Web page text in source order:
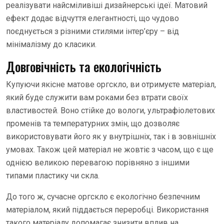
реалізувати найсміливіші дизайнерські ідеї. Матовий
ефект додає відчуття елегантності, що чудово
поєднується з різними стилями інтер’єру – від
мінімалізму до класики.
Довговічність та екологічність
Купуючи якісне матове оргскло, ви отримуєте матеріал,
який буде служити вам роками без втрати своїх
властивостей. Воно стійке до вологи, ультрафіолетових
променів та температурних змін, що дозволяє
використовувати його як у внутрішніх, так і в зовнішніх
умовах. Також цей матеріал не жовтіє з часом, що є ще
однією великою перевагою порівняно з іншими
типами пластику чи скла.
До того ж, сучасне оргскло є екологічно безпечним
матеріалом, який піддається переробці. Використання